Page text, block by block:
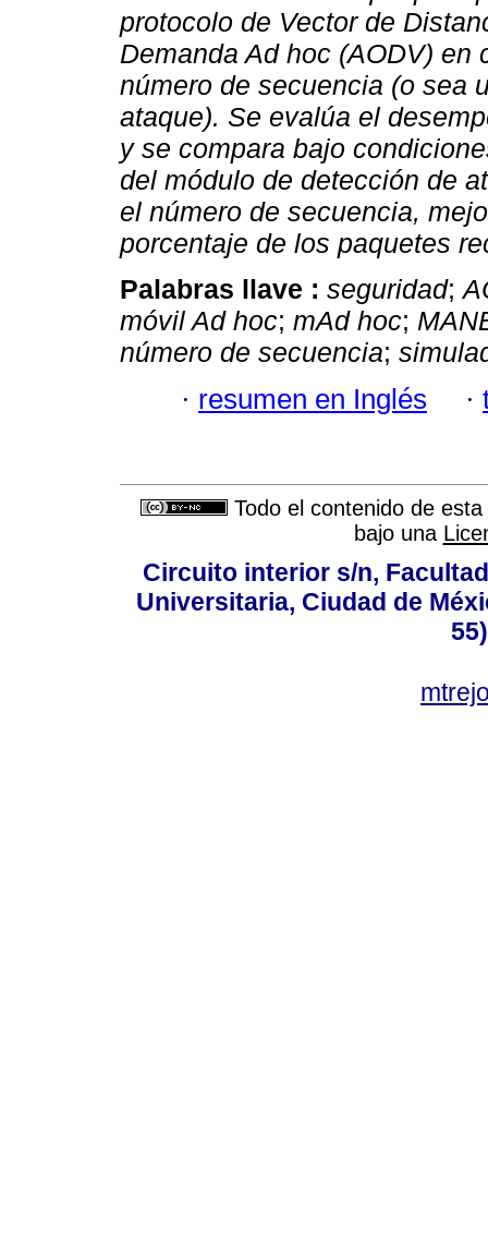
protocolo de Vector de
Demanda Ad hoc (AODV)
número de secuencia (o sea
ataque). Se evalúa el
y se compara bajo
del módulo de detección de
el número de secuencia,
porcentaje de los paquetes
Palabras llave : seguridad;
móvil Ad hoc; mAd hoc;
número de secuencia;
· resumen en Inglés ·
Todo el contenido de
bajo una
Circuito interior s/n,
Universitaria, Ciudad de